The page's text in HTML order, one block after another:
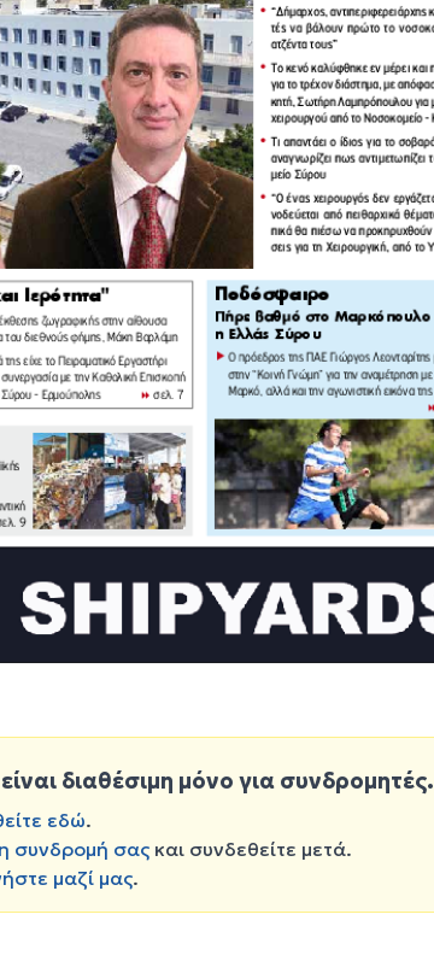
διαθέσιμη μόνο για συνδρομητές.
εδώ.
συνδρομή σας και συνδεθείτε μετά.
μαζί μας.